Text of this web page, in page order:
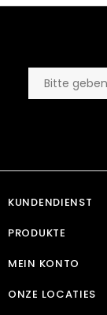
KUNDENDIENST
PRODUKTE
MEIN KONTO
ONZE LOCATIES